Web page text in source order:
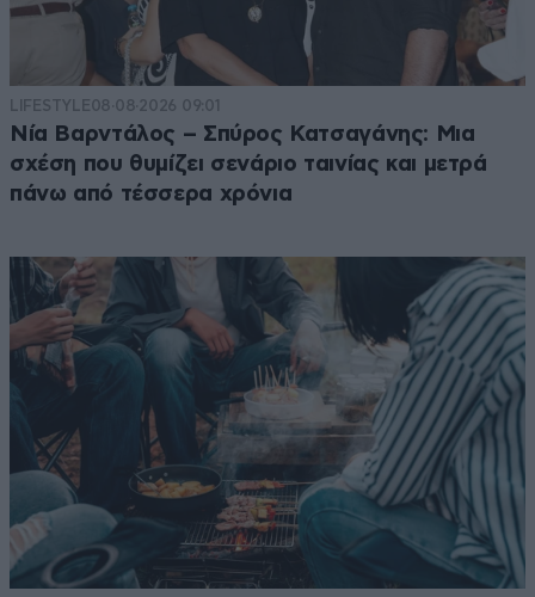
LIFESTYLE08·08·2026 09:01
Νία Βαρντάλος – Σπύρος Κατσαγάνης: Μια
σχέση που θυμίζει σενάριο ταινίας και μετρά
πάνω από τέσσερα χρόνια